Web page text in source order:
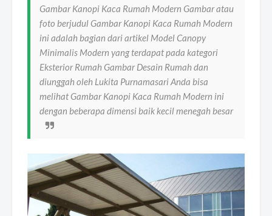
Gambar Kanopi Kaca Rumah Modern Gambar atau
foto berjudul Gambar Kanopi Kaca Rumah Modern
ini adalah bagian dari artikel Model Canopy
Minimalis Modern yang terdapat pada kategori
Eksterior Rumah Gambar Desain Rumah dan
diunggah oleh Lukita Purnamasari Anda bisa
melihat Gambar Kanopi Kaca Rumah Modern ini
dengan beberapa dimensi baik kecil menegah besar